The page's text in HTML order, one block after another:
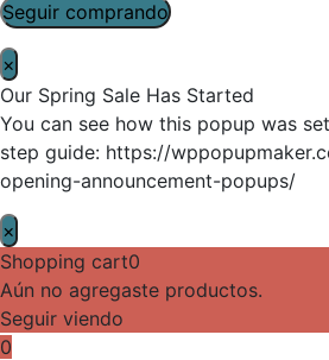
Seguir comprando
×
Our Spring Sale Has Started
You can see how this popup was
step guide: https://
opening-announcement-popups/
×
Shopping cart0
Aún no agregaste productos.
Seguir viendo
0